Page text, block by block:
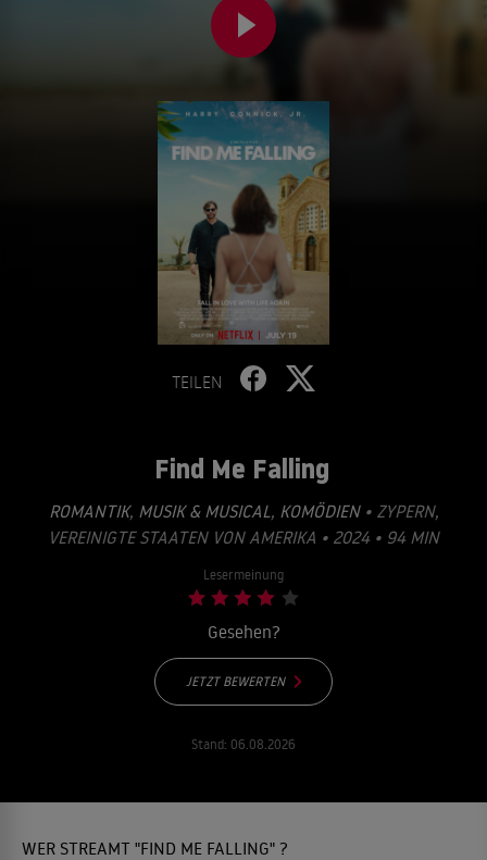
TEILEN
Find Me Falling
ROMANTIK, MUSIK & MUSICAL, KOMÖDIEN• ZYPERN,
VEREINIGTE STAATEN VON AMERIKA • 2024 • 94 MIN
Lesermeinung
Gesehen?
JETZT BEWERTEN
Stand: 06.08.2026
WER STREAMT "FIND ME FALLING" ?